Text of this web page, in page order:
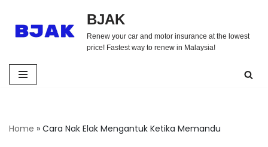
Skip
BJAK
Renew your car and motor insurance at the lowest
price! Fastest way to renew in Malaysia!
Home » Cara Nak Elak Mengantuk Ketika Memandu